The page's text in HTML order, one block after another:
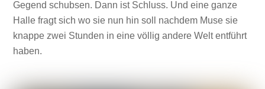
Gegend schubsen. Dann ist Schluss. Und eine ganze
Halle fragt sich wo sie nun hin soll nachdem Muse sie
knappe zwei Stunden in eine völlig andere Welt entführt
haben.